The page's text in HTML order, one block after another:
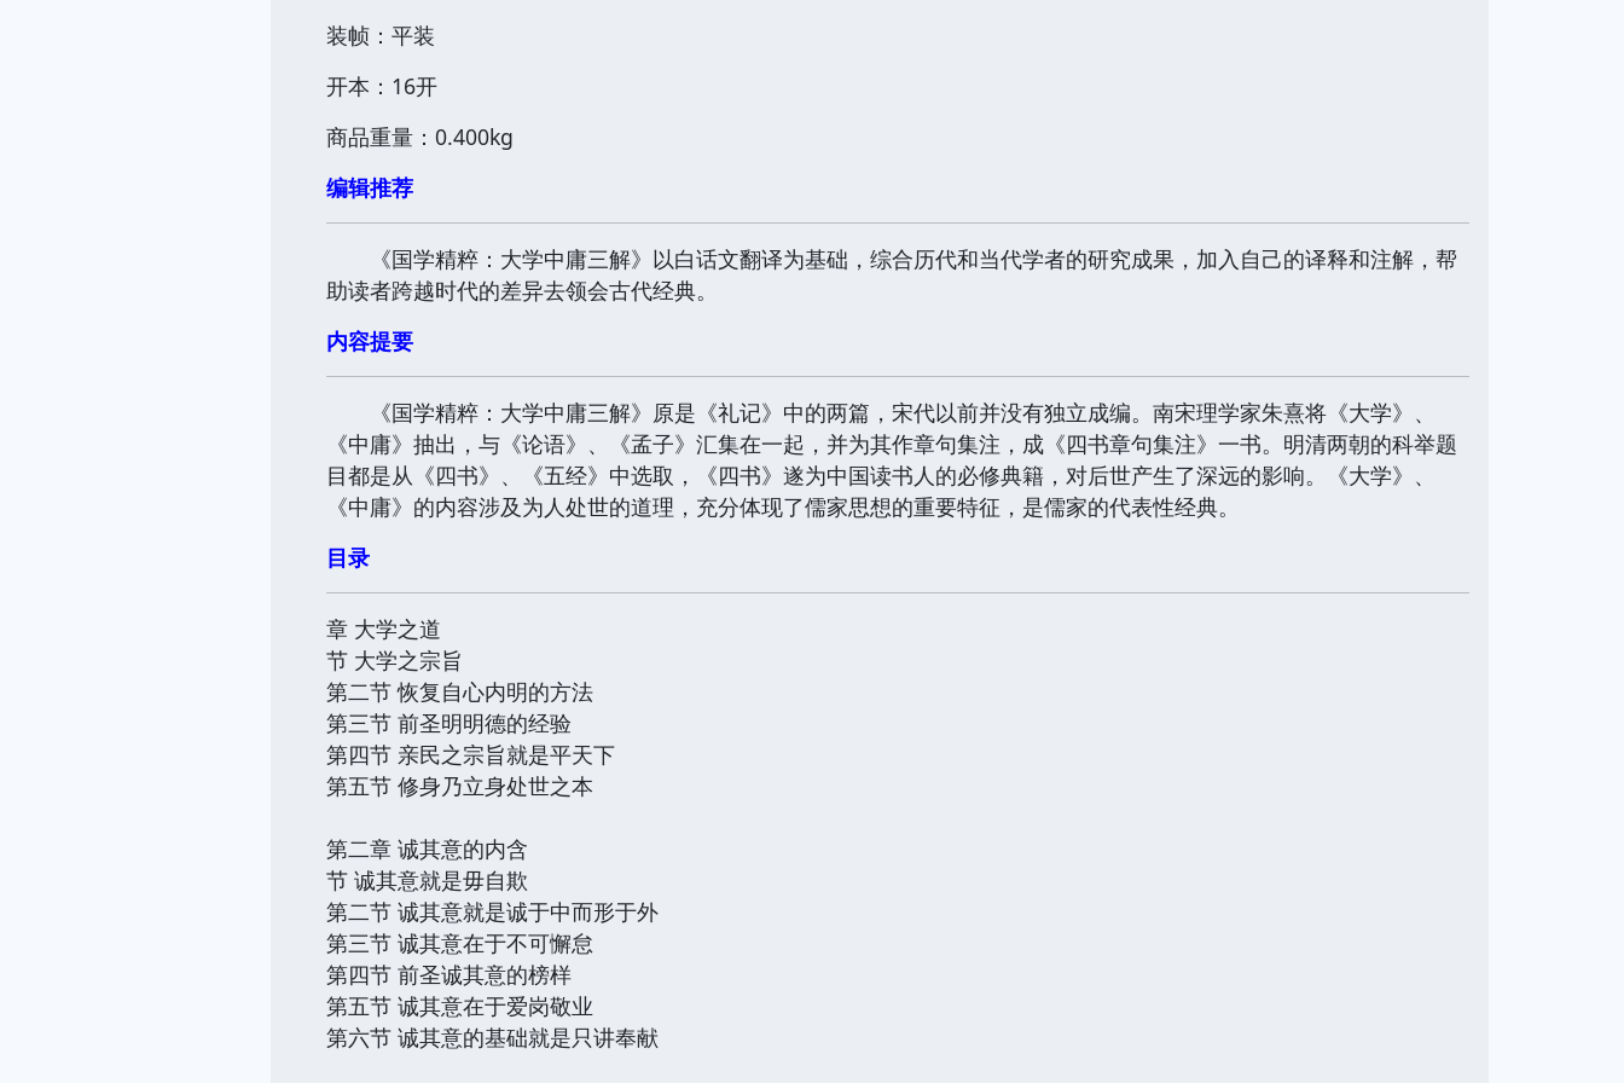
装帧：平装
开本：16开
商品重量：0.400kg
编辑推荐
《国学精粹：大学中庸三解》以白话文翻译为基础，综合历代和当代学者的研究成果，加入自己的译释和注解，帮
助读者跨越时代的差异去领会古代经典。
内容提要
《国学精粹：大学中庸三解》原是《礼记》中的两篇，宋代以前并没有独立成编。南宋理学家朱熹将《大学》、
《中庸》抽出，与《论语》、《孟子》汇集在一起，并为其作章句集注，成《四书章句集注》一书。明清两朝的科举题
目都是从《四书》、《五经》中选取，《四书》遂为中国读书人的必修典籍，对后世产生了深远的影响。《大学》、
《中庸》的内容涉及为人处世的道理，充分体现了儒家思想的重要特征，是儒家的代表性经典。
目录
章 大学之道
节 大学之宗旨
第二节 恢复自心内明的方法
第三节 前圣明明德的经验
第四节 亲民之宗旨就是平天下
第五节 修身乃立身处世之本
第二章 诚其意的内含
节 诚其意就是毋自欺
第二节 诚其意就是诚于中而形于外
第三节 诚其意在于不可懈怠
第四节 前圣诚其意的榜样
第五节 诚其意在于爱岗敬业
第六节 诚其意的基础就是只讲奉献